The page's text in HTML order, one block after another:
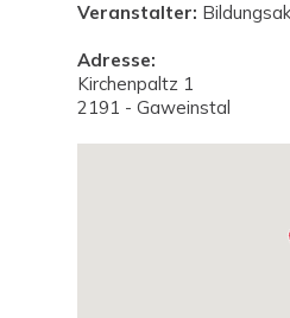
Veranstalter:
Adresse:
Kirchenpaltz 1
2191 - Gaweinstal